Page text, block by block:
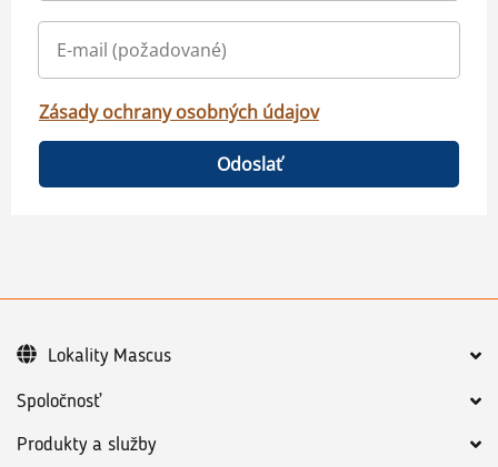
Zásady ochrany osobných údajov
Odoslať
Spoločnosť
Produkty a služby
Lokality Mascus